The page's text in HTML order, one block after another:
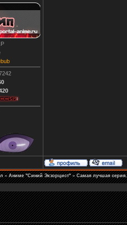
» Аниме "Синий Экзорцист" » Самая лучшая